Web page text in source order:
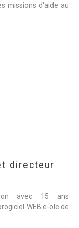
missions d'aide au
directeur
avec 15 ans
WEB e-ole de